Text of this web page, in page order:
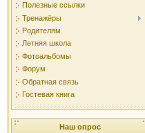
Полезные ссылки
Тренажёры
Родителям
Летняя школа
Фотоальбомы
Форум
Обратная связь
Гостевая книга
Наш опрос